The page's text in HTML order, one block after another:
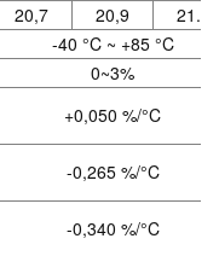
20,7 20,9
21.2
-40 °C ~ +85 °C
0~3%
+0,050 %/°C
-0,265 %/°C
-0,340 %/°C